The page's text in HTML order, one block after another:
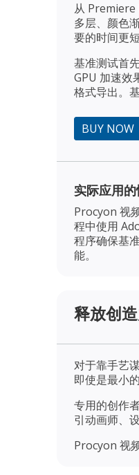
从 Premiere
多层、颜色
要的时间更
基准测试首
GPU 加速效
格式导出。
BUY NOW
实际应用
Procyon 视
程中使用
程序确保基
能。
释放创
对于靠手艺
即使是最小
专用的创作
引动画师、
Procyon 视